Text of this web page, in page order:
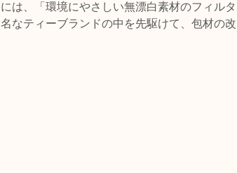
には、「環境にやさしい無漂白素材のフィル
名なティーブランドの中を先駆けて、包材の改